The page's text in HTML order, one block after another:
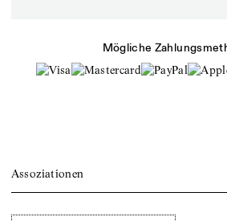
Mögliche
Assoziationen